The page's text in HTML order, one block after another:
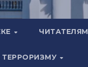
ЧИТАТЕЛЯМ